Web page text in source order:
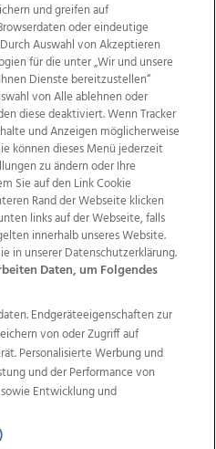
Kontakt
Jobs
AGB Anzeigekunden
Politische Werbung
Wimmer
OÖNow
Ischler Woche
OÖN Immobilien
Promenaden Galerien
und greifen auf
oder eindeutige
Auswahl von Akzeptieren
für die unter „Wir und unsere
Dienste bereitzustellen“
von Alle ablehnen oder
diese deaktiviert. Wenn Tracker
und Anzeigen möglicherweise
können dieses Menü jederzeit
zu ändern oder Ihre
Sie auf den Link Cookie
Rand der Webseite klicken
links auf der Webseite, falls
innerhalb unseres Website.
in unserer Datenschutzerklärung.
Daten, um Folgendes
Endgeräteeigenschaften zur
von oder Zugriff auf
Personalisierte Werbung und
und der Performance von
Entwicklung und